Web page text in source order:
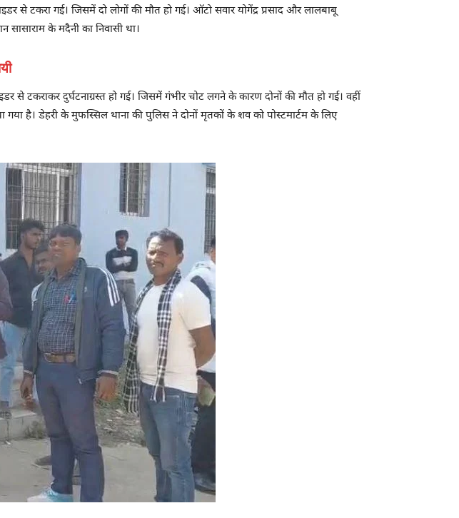
से टकरा गई। जिसमें दो लोगों की मौत हो गई। ऑटो सवार योगेंद्र प्रसाद और लालबाबू
सासाराम के मदैनी का निवासी था।
से टकराकर दुर्घटनाग्रस्त हो गई। जिसमें गंभीर चोट लगने के कारण दोनों की मौत हो गई। वहीं
है। डेहरी के मुफस्सिल थाना की पुलिस ने दोनों मृतकों के शव को पोस्टमार्टम के लिए